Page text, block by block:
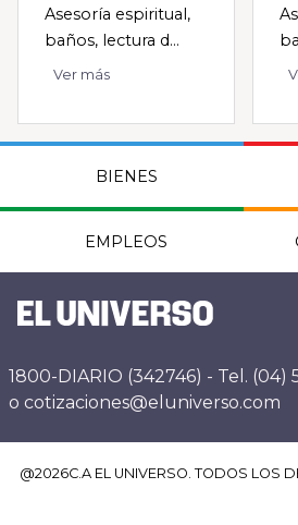
Asesoría espiritual,
baños, lectura d...
Ver más
BIENES
EMPLEOS
1800-DIARIO (342746) - Tel.
o cotizaciones@eluniverso.com
@2026C.A EL UNIVERSO. TODOS LOS